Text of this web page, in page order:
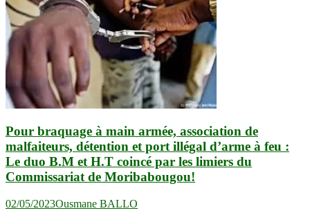
Pour braquage à main armée, association de
malfaiteurs, détention et port illégal d’arme à feu :
Le duo B.M et H.T coincé par les limiers du
Commissariat de Moribabougou!
02/05/2023Ousmane BALLO